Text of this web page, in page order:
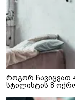
როგორ ჩავიცვათ
სტილისტის 8